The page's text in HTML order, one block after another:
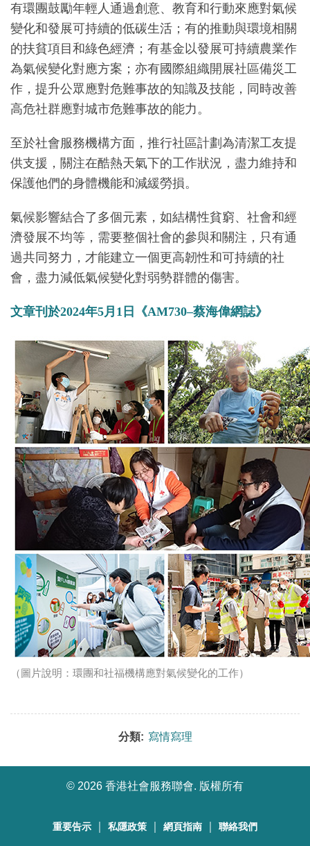
有環團鼓勵年輕人通過創意、教育和行動來應對氣候
變化和發展可持續的低碳生活；有的推動與環境相關
的扶貧項目和綠色經濟；有基金以發展可持續農業作
為氣候變化對應方案；亦有國際組織開展社區備災工
作，提升公眾應對危難事故的知識及技能，同時改善
高危社群應對城市危難事故的能力。
至於社會服務機構方面，推行社區計劃為清潔工友提
供支援，關注在酷熱天氣下的工作狀況，盡力維持和
保護他們的身體機能和減緩勞損。
氣候影響結合了多個元素，如結構性貧窮、社會和經
濟發展不均等，需要整個社會的參與和關注，只有通
過共同努力，才能建立一個更高韌性和可持續的社
會，盡力減低氣候變化對弱勢群體的傷害。
文章刊於2024年5月1日《AM730–蔡海偉網誌》
（圖片說明：環團和社福機構應對氣候變化的工作）
分類: 寫情寫理
© 2026 香港社會服務聯會. 版權所有
重要告示 私隱政策 網頁指南 聯絡我們